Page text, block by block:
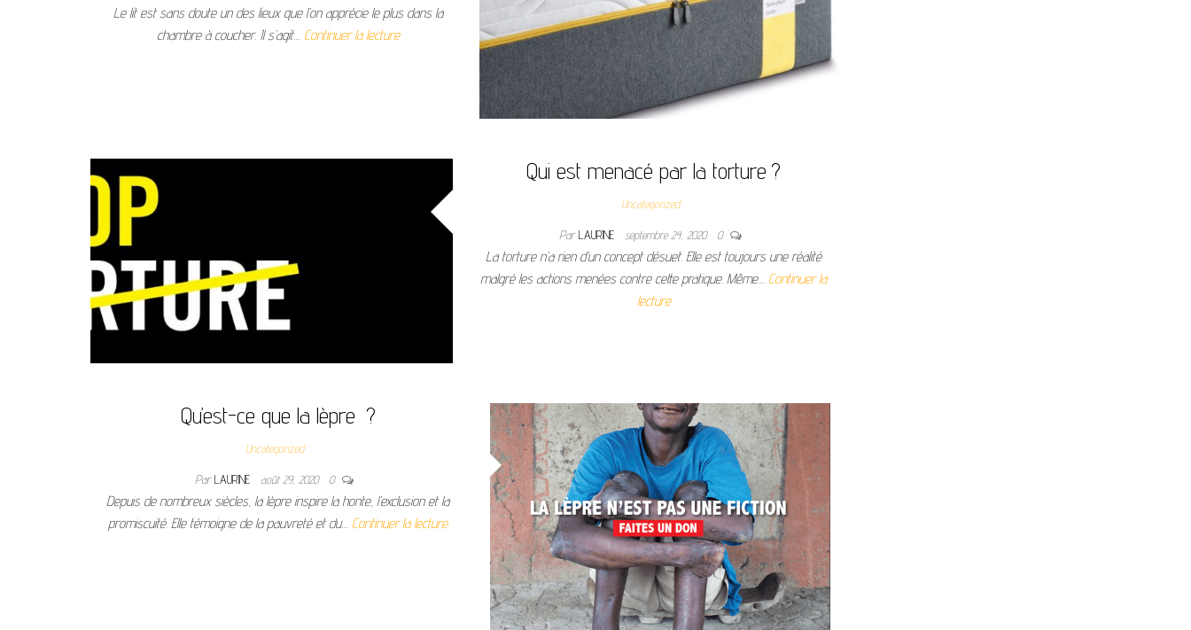
Le lit est sans doute un des lieux que l’on apprécie le plus dans la
chambre à coucher. Il s’agit… Continuer la lecture
Qui est menacé par la torture ?
Uncategorized
ParLAURINE septembre 24, 2020 0
La torture n’a rien d’un concept désuet. Elle est toujours une réalité
malgré les actions menées contre cette pratique. Même… Continuer la
lecture
Qu’est-ce que la lèpre ?
Uncategorized
ParLAURINE août 29, 2020 0
Depuis de nombreux siècles, la lèpre inspire la honte, l’exclusion et la
promiscuité. Elle témoigne de la pauvreté et du… Continuer la lecture